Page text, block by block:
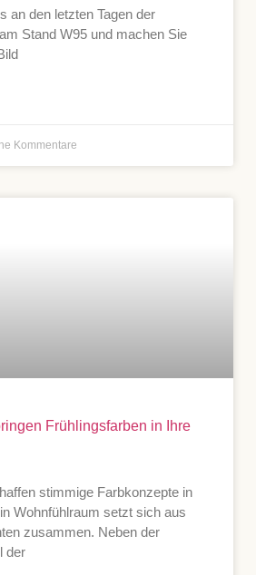
an den letzten Tagen der
Stand W95 und machen Sie
Kommentare
Frühlingsfarben in Ihre
stimmige Farbkonzepte in
Wohnfühlraum setzt sich aus
zusammen. Neben der
der